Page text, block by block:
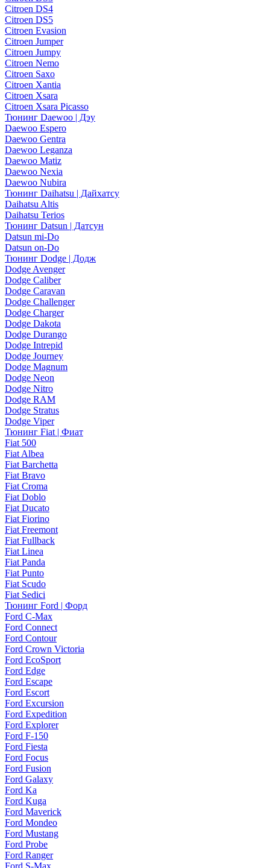
Citroen DS4
Citroen DS5
Citroen Evasion
Citroen Jumper
Citroen Jumpy
Citroen Nemo
Citroen Saxo
Citroen Xantia
Citroen Xsara
Citroen Xsara Picasso
Тюнинг Daewoo | Дэу
Daewoo Espero
Daewoo Gentra
Daewoo Leganza
Daewoo Matiz
Daewoo Nexia
Daewoo Nubira
Тюнинг Daihatsu | Дайхатсу
Daihatsu Altis
Daihatsu Terios
Тюнинг Datsun | Датсун
Datsun mi-Do
Datsun on-Do
Тюнинг Dodge | Додж
Dodge Avenger
Dodge Caliber
Dodge Caravan
Dodge Challenger
Dodge Charger
Dodge Dakota
Dodge Durango
Dodge Intrepid
Dodge Journey
Dodge Magnum
Dodge Neon
Dodge Nitro
Dodge RAM
Dodge Stratus
Dodge Viper
Тюнинг Fiat | Фиат
Fiat 500
Fiat Albea
Fiat Barchetta
Fiat Bravo
Fiat Croma
Fiat Doblo
Fiat Ducato
Fiat Fiorino
Fiat Freemont
Fiat Fullback
Fiat Linea
Fiat Panda
Fiat Punto
Fiat Scudo
Fiat Sedici
Тюнинг Ford | Форд
Ford C-Max
Ford Connect
Ford Contour
Ford Crown Victoria
Ford EcoSport
Ford Edge
Ford Escape
Ford Escort
Ford Excursion
Ford Expedition
Ford Explorer
Ford F-150
Ford Fiesta
Ford Focus
Ford Fusion
Ford Galaxy
Ford Ka
Ford Kuga
Ford Maverick
Ford Mondeo
Ford Mustang
Ford Probe
Ford Ranger
Ford S-Max